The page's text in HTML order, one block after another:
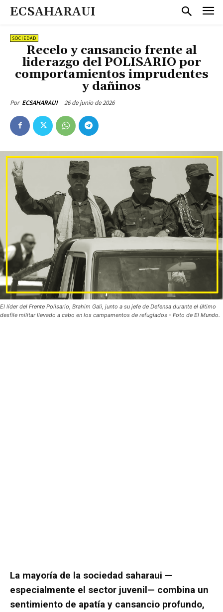
ECSAHARAUI
SOCIEDAD
Recelo y cansancio frente al
liderazgo del POLISARIO por
comportamientos imprudentes
y dañinos
Por ECSAHARAUI 26 de junio de 2026
El líder del Frente Polisario, Brahim Gali, junto a su jefe de Defensa durante el último
desfile militar llevado a cabo en los campamentos de refugiados - Foto de El Mundo.
La mayoría de la sociedad saharaui —
especialmente el sector juvenil— combina un
sentimiento de apatía y cansancio profundo,